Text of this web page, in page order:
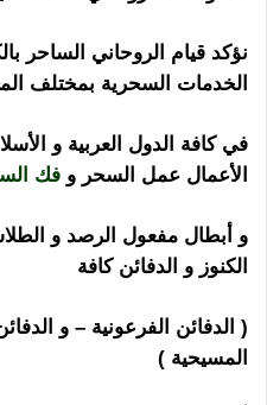
نؤكد قيام الروحاني الساحر
الخدمات السحرية بمختلف
في كافة الدول العربية و
الأعمال عمل السحر و فك
و أبطال مفعول الرصد و
الكنوز و الدفائن كافة
( الدفائن الفرعونية – و
المسيحية )